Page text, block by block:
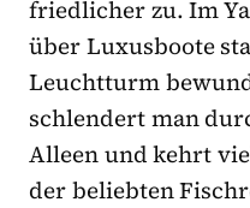
friedlicher zu. Im
über Luxusboote
Leuchtturm
schlendert man
Alleen und kehrt
der beliebten